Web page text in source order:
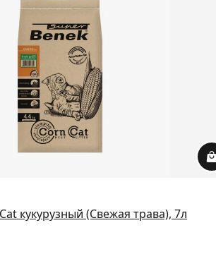
кукурузный (Свежая трава), 7л